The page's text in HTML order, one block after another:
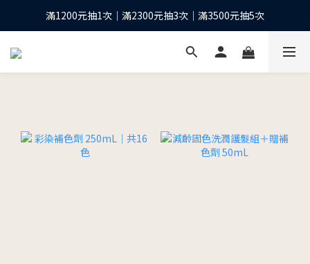
下單抽10股台積電之等值現金*
滿1200元抽1次｜滿2300元抽3次｜滿3500元抽5次
全館滿1200元再享免運優惠